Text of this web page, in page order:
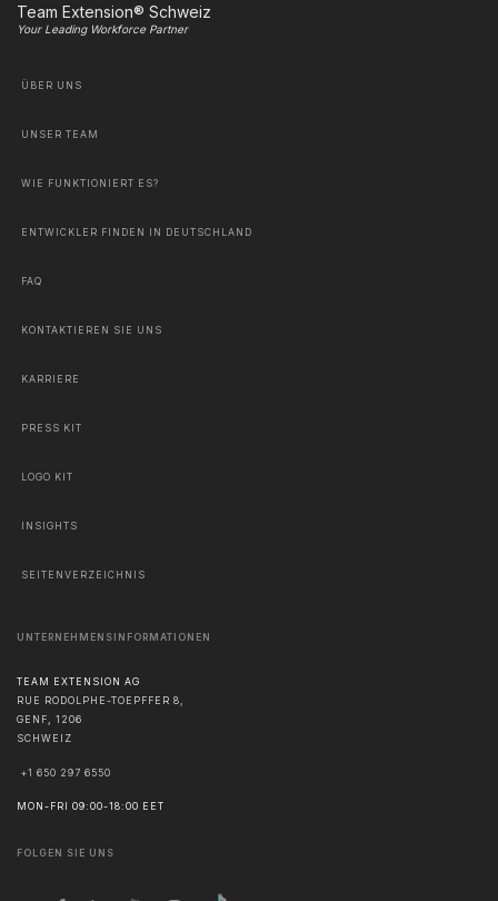
Team Extension® Schweiz
Your Leading Workforce Partner
ÜBER UNS
UNSER TEAM
WIE FUNKTIONIERT ES?
ENTWICKLER FINDEN IN DEUTSCHLAND
FAQ
KONTAKTIEREN SIE UNS
KARRIERE
PRESS KIT
LOGO KIT
INSIGHTS
SEITENVERZEICHNIS
UNTERNEHMENSINFORMATIONEN
TEAM EXTENSION AG
RUE RODOLPHE-TOEPFFER 8,
GENF
1206
SCHWEIZ
+1 650 297 6550
MON-FRI 09:00-18:00 EET
FOLGEN SIE UNS